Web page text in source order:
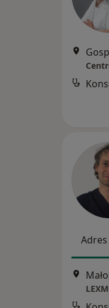
Adres